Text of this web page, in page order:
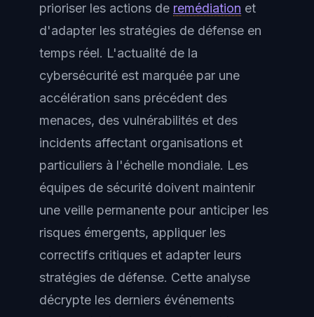
prioriser les actions de remédiation et
d'adapter les stratégies de défense en
temps réel. L'actualité de la
cybersécurité est marquée par une
accélération sans précédent des
menaces, des vulnérabilités et des
incidents affectant organisations et
particuliers à l'échelle mondiale. Les
équipes de sécurité doivent maintenir
une veille permanente pour anticiper les
risques émergents, appliquer les
correctifs critiques et adapter leurs
stratégies de défense. Cette analyse
décrypte les derniers événements